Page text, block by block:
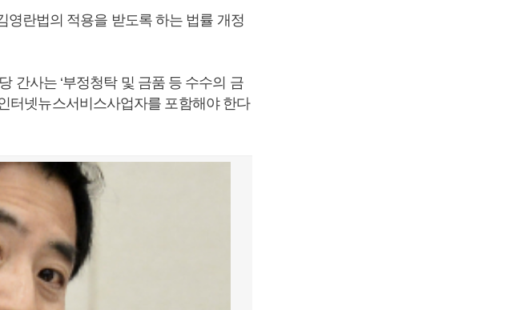
영란법의 적용을 받도록 하는 법률 개정
간사는 ‘부정청탁 및 금품 등 수수의 금
터넷뉴스서비스사업자를 포함해야 한다